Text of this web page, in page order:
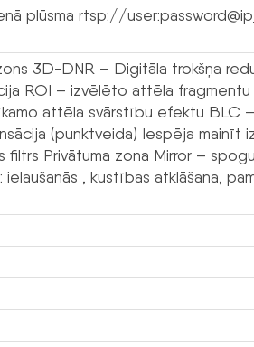
plūsma rtsp://
3D-DNR – Digitāla trokšņa
ROI – izvēlēto attēla
attēla svārstību efektu BLC
(punktveida) Iespēja mainīt
filtrs Privātuma zona Mirror –
, kustības atklāšana,